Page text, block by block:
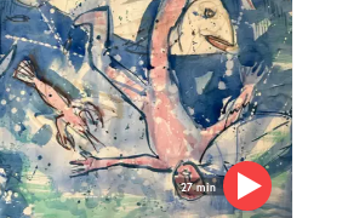
27 min